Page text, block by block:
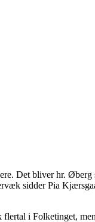
Det bliver hr.
sidder Pia
i Folketinget,